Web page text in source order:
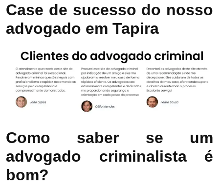
Case de sucesso do nosso
advogado em Tapira
Como saber se um
advogado criminalista é
bom?